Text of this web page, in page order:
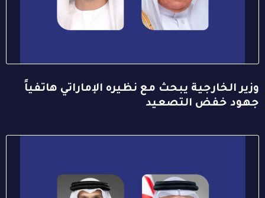
وزير الخارجية يبحث مع نظيره الإماراتي هاتفياً
جهود خفض التصعيد